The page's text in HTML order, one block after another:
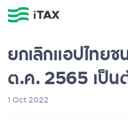
ยกเลิกแอปไทยช
ต.ค. 2565 เป็น
1 Oct 2022